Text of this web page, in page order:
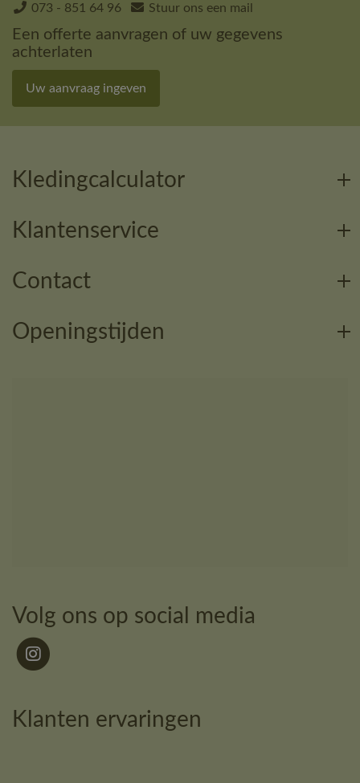
073 - 851 64 96 Stuur ons een mail
Een offerte aanvragen of uw gegevens
achterlaten
Uw aanvraag ingeven
Kledingcalculator
Klantenservice
Contact
Openingstijden
Volg ons op social media
Klanten ervaringen